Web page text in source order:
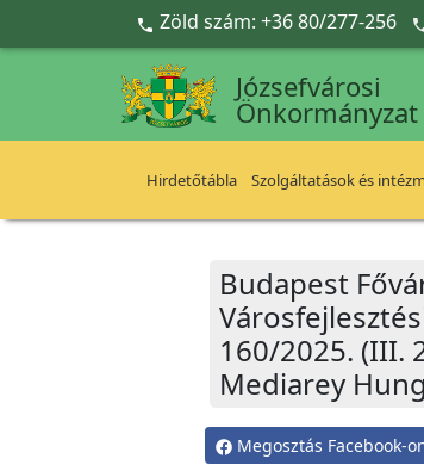
Ugrás a fő tartalomra
 Zöld szám: +36 80/277-256
Józsefvárosi
Önkormányzat
Hirdetőtábla Szolgáltatások és
Budapest
160/2025. (III.
Mediarey
Megosztás Facebook-